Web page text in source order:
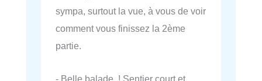
sympa, surtout la vue, à vous de voir
comment vous finissez la 2ème
partie.
- Belle balade ! Sentier court et